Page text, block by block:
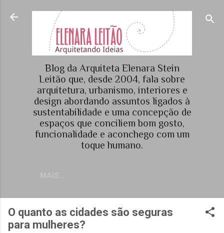
Pular para o conteúdo principal
Blog da Arquiteta Elenara Stein
Leitão que, desde 2004, fala sobre
arquitetura, urbanismo, interiores e
design abordando assuntos ligados à
sustentabilidade e uma concepção de
espaços que conciliem bom gosto,
funcionalidade e aconchego com um
toque humano.
O quanto as cidades são seguras
para mulheres?